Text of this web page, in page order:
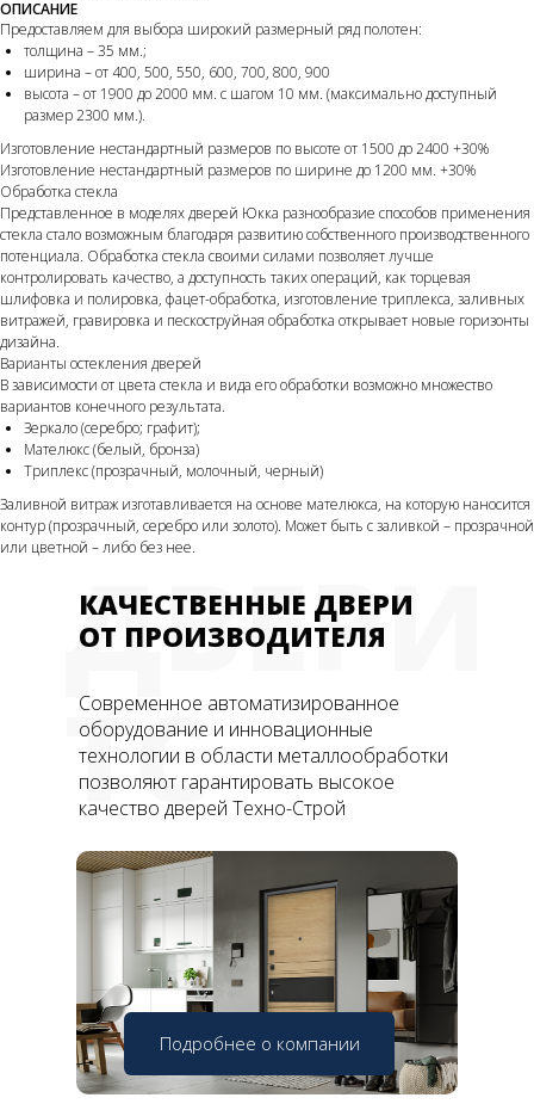
ОПИСАНИЕ
Предоставляем для выбора широкий размерный ряд полотен:
толщина – 35 мм.;
ширина – от 400, 500, 550, 600, 700, 800, 900
высота – от 1900 до 2000 мм. с шагом 10 мм. (максимально доступный
размер 2300 мм.).
Изготовление нестандартный размеров по высоте от 1500 до 2400 +30%
Изготовление нестандартный размеров по ширине до 1200 мм. +30%
Обработка стекла
Представленное в моделях дверей Юкка разнообразие способов применения
стекла стало возможным благодаря развитию собственного производственного
потенциала. Обработка стекла своими силами позволяет лучше
контролировать качество, а доступность таких операций, как торцевая
шлифовка и полировка, фацет-обработка, изготовление триплекса, заливных
витражей, гравировка и пескоструйная обработка открывает новые горизонты
дизайна.
Варианты остекления дверей
В зависимости от цвета стекла и вида его обработки возможно множество
вариантов конечного результата.
Зеркало (серебро; графит);
Мателюкс (белый, бронза)
Триплекс (прозрачный, молочный, черный)
Заливной витраж изготавливается на основе мателюкса, на которую наносится
контур (прозрачный, серебро или золото). Может быть с заливкой – прозрачной
или цветной – либо без нее.
ДВЕРИ
ТС
КАЧЕСТВЕННЫЕ ДВЕРИ
ОТ ПРОИЗВОДИТЕЛЯ
Подробнее о компании
Современное автоматизированное
оборудование и инновационные
технологии в области металлообработки
позволяют гарантировать высокое
качество дверей Техно-Строй